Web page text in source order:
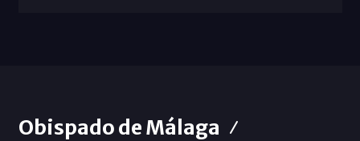
Obispado de Málaga